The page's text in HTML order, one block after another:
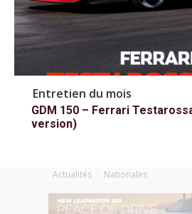
Entretien du mois
GDM 150 – Ferrari
version)